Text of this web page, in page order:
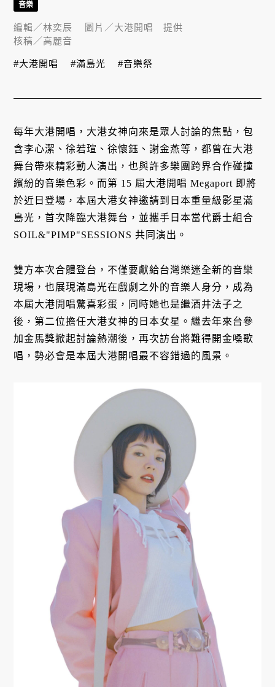
每年大港開唱，大港女神向來是眾人討論的焦點，包
含李心潔、徐若瑄、徐懷鈺、謝金燕等，都曾在大港
舞台帶來精彩動人演出，也與許多樂團跨界合作碰撞
繽紛的音樂色彩。而第 15 屆大港開唱 Megaport 即將
於近日登場，本屆大港女神邀請到日本重量級影星滿
島光，首次降臨大港舞台，並攜手日本當代爵士組合
SOIL&"PIMP"SESSIONS 共同演出。
雙方本次合體登台，不僅要獻給台灣樂迷全新的音樂
現場，也展現滿島光在戲劇之外的音樂人身分，成為
本屆大港開唱驚喜彩蛋，同時她也是繼酒井法子之
後，第二位擔任大港女神的日本女星。繼去年來台參
加金馬獎掀起討論熱潮後，再次訪台將難得開金嗓歌
唱，勢必會是本屆大港開唱最不容錯過的風景。
音樂
編輯／林奕辰 圖片／大港開唱 提供
核稿／高麗音
#大港開唱 #滿島光 #音樂祭